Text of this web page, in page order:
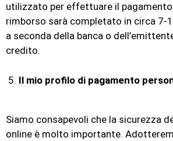
utilizzato per effettuare il
rimborso sarà completato in circa 7-
a seconda della banca o
credito.
Il mio profilo di pagamento
Siamo consapevoli che la sicurezza
online è molto importante.